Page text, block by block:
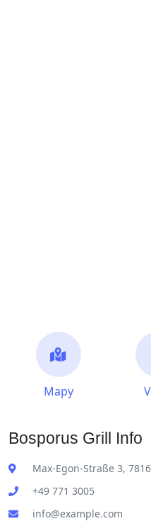
Mapy
Bosporus Grill Info
Max-Egon-Straße 3,
+49 771 3005
info@example.com